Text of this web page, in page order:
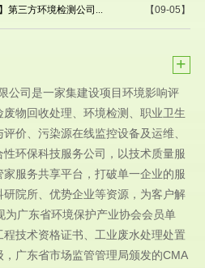
【09-05】
第三方环境检测公司...
+
司是一家集建设项目环境影响评
物回收处理、环境检测、职业卫生
价、污染源在线监控设备及运维、
环保科技服务公司，以技术质量服
服务共享平台，打破单一企业的服
院所、优势企业等资源，为客户解
广东省环境保护产业协会会员单
技术资格证书、工业废水处理处置
广东省市场监管管理局颁发的CMA